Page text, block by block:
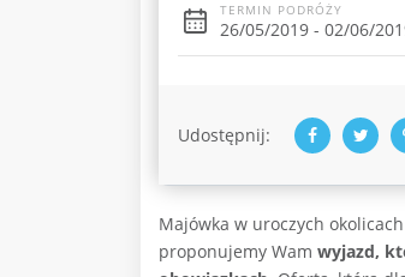
TERMIN PODRÓŻY
26/05/2019 - 02/06/
Udostępnij:
Majówka w uroczych
proponujemy Wam wyjazd,